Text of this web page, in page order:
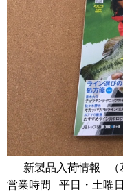
新製品入荷情報 （
営業時間 平日・土曜